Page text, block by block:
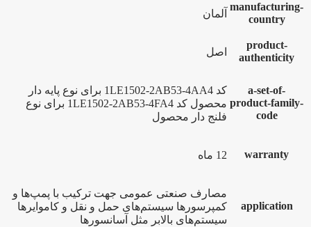
manufacturing-
country
آلمان
product-
authenticity
اصل
a-set-of-
product-family-
code
کد 1LE1502-2AB53-4AA4 برای نوع پایه دار
محصول کد 1LE1502-2AB53-4FA4 برای نوع
فلنج دار محصول
warranty 12 ماه
application
مصارف صنعتی عمومی جهت ترکیب با پمپ‌ها و
کمپرسورها سیستم‌های حمل و نقل و کاموایرها
سیستم‌های بالابر مثل آسانسورها